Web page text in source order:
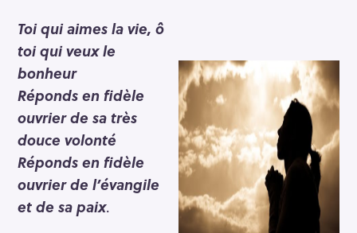
Toi qui aimes la vie, ô
toi qui veux le
bonheur
Réponds en fidèle
ouvrier de sa très
douce volonté
Réponds en fidèle
ouvrier de l’évangile
et de sa paix.